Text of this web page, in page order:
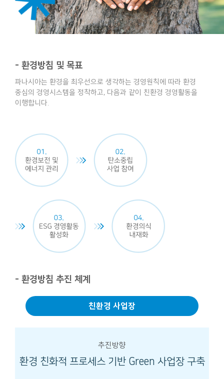
- 환경방침 및 목표
파나시아는 환경을 최우선으로 생각하는 경영원칙에 따라 환경
중심의 경영시스템을 정착하고, 다음과 같이 친환경 경영활동을
이행합니다.
- 환경방침 추진 체계
친환경 사업장
추진방향
환경 친화적 프로세스 기반 Green 사업장 구축